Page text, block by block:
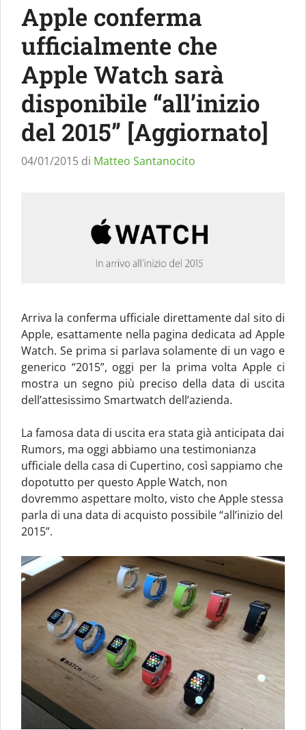
Apple conferma
ufficialmente che
Apple Watch sarà
disponibile “all’inizio
del 2015” [Aggiornato]
04/01/2015 di Matteo Santanocito
Arriva la conferma ufficiale direttamente dal sito di
Apple, esattamente nella pagina dedicata ad Apple
Watch. Se prima si parlava solamente di un vago e
generico “2015”, oggi per la prima volta Apple ci
mostra un segno più preciso della data di uscita
dell’attesissimo Smartwatch dell’azienda.
La famosa data di uscita era stata già anticipata dai
Rumors, ma oggi abbiamo una testimonianza
ufficiale della casa di Cupertino, così sappiamo che
dopotutto per questo Apple Watch, non
dovremmo aspettare molto, visto che Apple stessa
parla di una data di acquisto possibile “all’inizio del
2015”.